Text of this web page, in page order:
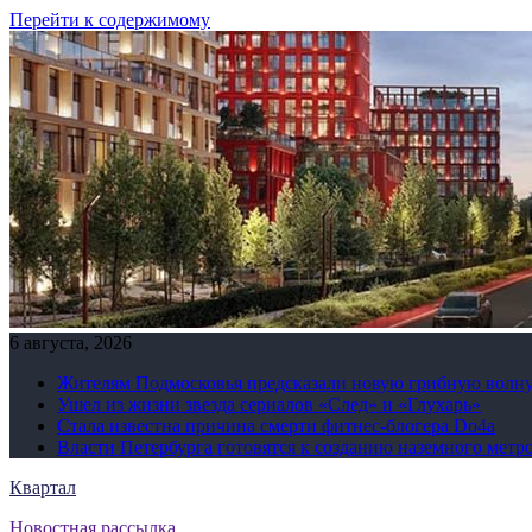
Перейти к содержимому
6 августа, 2026
Жителям Подмосковья предсказали новую грибную
Ушел из жизни звезда сериалов «След» и «Глухарь»
Стала известна причина смерти фитнес-блогера Do4а
Власти Петербурга готовятся к созданию наземного
Квартал
Новостная рассылка